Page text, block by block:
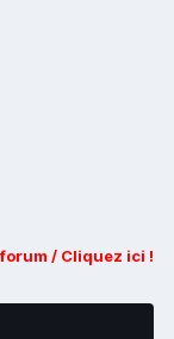
/ Cliquez ici !